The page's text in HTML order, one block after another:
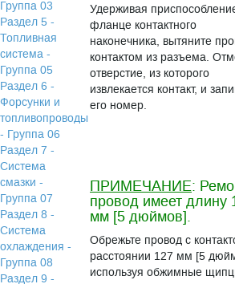
Группа 03
Раздел 5 -
Топливная
система -
Группа 05
Раздел 6 -
Форсунки и
топливопроводы
- Группа 06
Раздел 7 -
Система
смазки -
Группа 07
Раздел 8 -
Система
охлаждения -
Группа 08
Раздел 9 -
Удерживая
фланце контактного
наконечника, вытяните
контактом из разъема.
отверстие, из которого
извлекается контакт, и
его номер.
ПРИМЕЧАНИЕ:
провод имеет длину
мм [5 дюймов].
Обрежьте провод с
расстоянии 127 мм [5
используя обжимные